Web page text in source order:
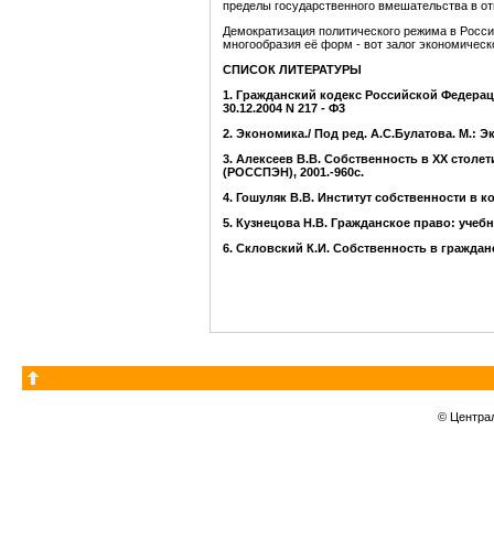
пределы государственного вмешательства в
Демократизация политического режима в
многообразия её форм - вот залог
СПИСОК ЛИТЕРАТУРЫ
1. Гражданский кодекс Российской
30.12.2004 N 217 - Ф3
2. Экономика./ Под ред. А.С.Булатова. М.:
3. Алексеев В.В. Собственность в ХХ
(РОССПЭН), 2001.-960с.
4. Гошуляк В.В. Институт собственности в
5. Кузнецова Н.В. Гражданское право:
6. Скловский К.И. Собственность в
©